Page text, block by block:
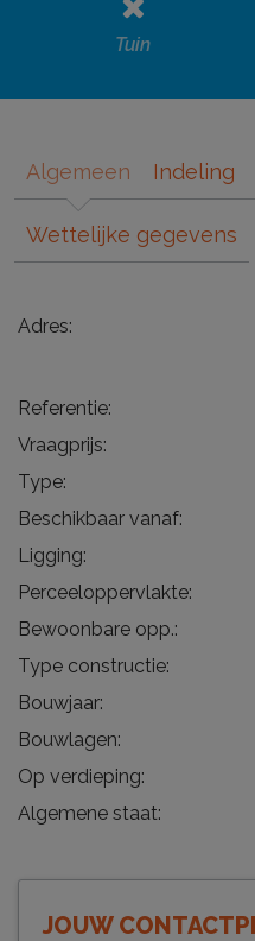
Tuin
Algemeen Indeling
Wettelijke gegevens
Adres:
Referentie:
Vraagprijs:
Type:
Beschikbaar vanaf:
Ligging:
Perceeloppervlakte:
Bewoonbare opp.:
Type constructie:
Bouwjaar:
Bouwlagen:
Op verdieping:
Algemene staat:
JOUW